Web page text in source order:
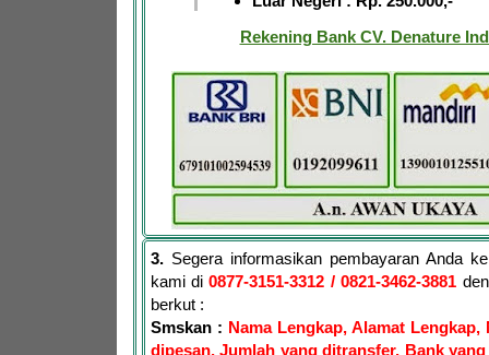
Rekening Bank CV. Denature
3.Segera informasikan pembayaran Anda
kami di0877-3151-3312 / 0821-3462-3881
berkut :
Smskan : Nama Lengkap, Alamat Lengkap,
dipesan, Jumlah yang ditransfer, Bank